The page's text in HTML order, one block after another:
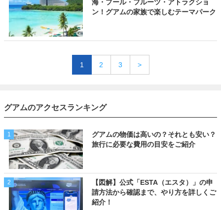
海・プール・フルーツ・アトラクショ
ン！グアムの家族で楽しむテーマパーク
1 2 3 >
グアムのアクセスランキング
1
グアムの物価は高いの？それとも安い？
旅行に必要な費用の目安をご紹介
2
【図解】公式「ESTA（エスタ）」の申
請方法から確認まで、やり方を詳しくご
紹介！